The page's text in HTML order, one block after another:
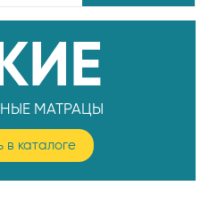
МАТРАЦЫ
в каталоге